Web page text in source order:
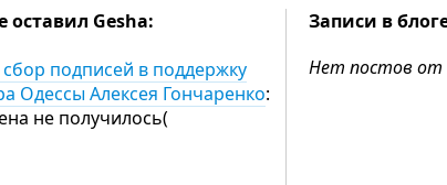
Gesha:
подписей в поддержку
Одессы Алексея Гончаренко:
не получилось(
Записи в
Нет постов от